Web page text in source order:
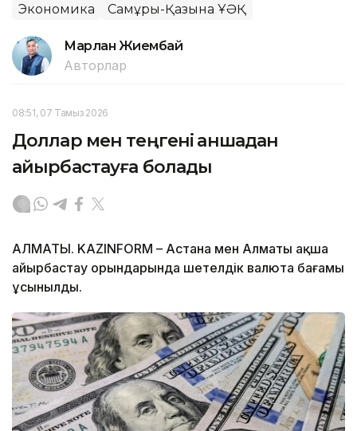
Экономика Самұрық-Қазына ҰӘҚ
Марлан Жиембай
Авторлар
08:51, 07 Тамыз 2026
Доллар мен теңгені қаншадан
айырбастауға болады
АЛМАТЫ. KAZINFORM – Астана мен Алматы ақша
айырбастау орындарында шетелдік валюта бағамы
ұсынылды.